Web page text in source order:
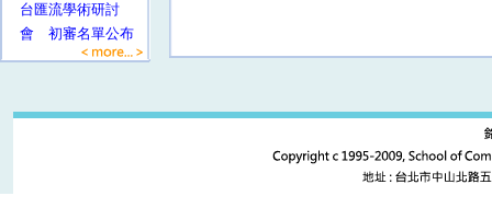
台匯流學術研討
會 初審名單公布